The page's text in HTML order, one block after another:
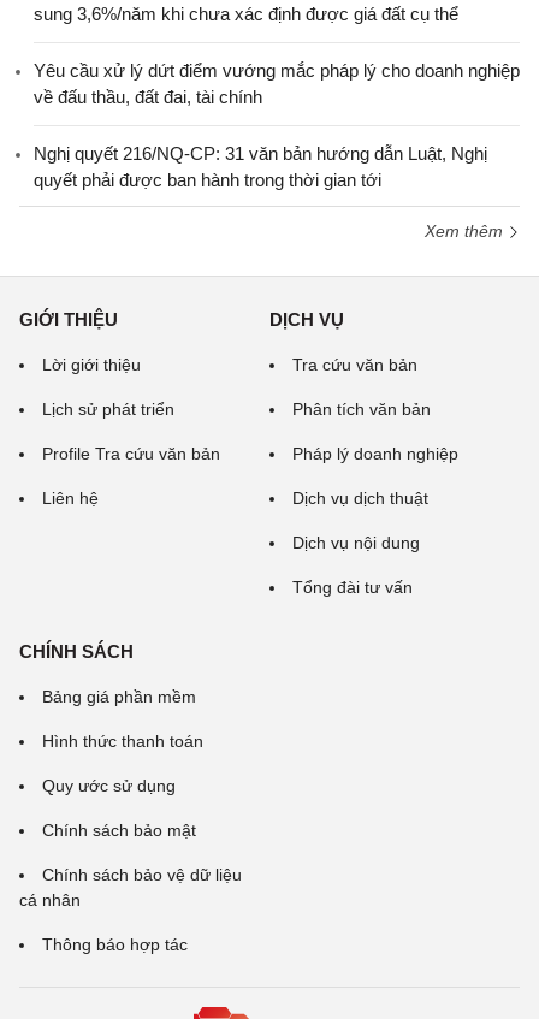
sung 3,6%/năm khi chưa xác định được giá đất cụ thể
Yêu cầu xử lý dứt điểm vướng mắc pháp lý cho doanh nghiệp
về đấu thầu, đất đai, tài chính
Nghị quyết 216/NQ-CP: 31 văn bản hướng dẫn Luật, Nghị
quyết phải được ban hành trong thời gian tới
Xem thêm
GIỚI THIỆU
Lời giới thiệu
Lịch sử phát triển
Profile Tra cứu văn bản
Liên hệ
DỊCH VỤ
Tra cứu văn bản
Phân tích văn bản
Pháp lý doanh nghiệp
Dịch vụ dịch thuật
Dịch vụ nội dung
Tổng đài tư vấn
CHÍNH SÁCH
Bảng giá phần mềm
Hình thức thanh toán
Quy ước sử dụng
Chính sách bảo mật
Chính sách bảo vệ dữ liệu
cá nhân
Thông báo hợp tác